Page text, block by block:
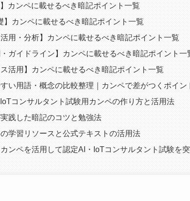
】カンペに載せるべき暗記ポイント一覧
】カンペに載せるべき暗記ポイント一覧
活用・分析】カンペに載せるべき暗記ポイント一覧
・ガイドライン】カンペに載せるべき暗記ポイント一
ス活用】カンペに載せるべき暗記ポイント一覧
い用語・概念の比較整理｜カンペで差がつくポイン
コンサルタント試験用カンペの作り方と活用法
践した暗記のコツと勉強法
学習リソースと公式テキストの活用法
ンペを活用して認定AI・IoTコンサルタント試験を